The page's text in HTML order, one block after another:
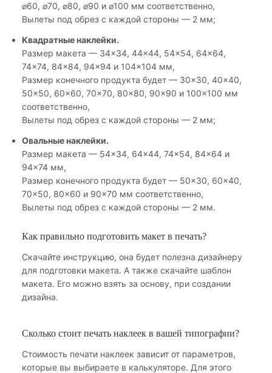
⌀60, ⌀70, ⌀80, ⌀90 и ⌀100 мм соответственно,
Вылеты под обрез с каждой стороны — 2 мм;
Квадратные наклейки.
Размер макета — 34×34, 44×44, 54×54, 64×64,
74×74, 84×84, 94×94 и 104×104 мм,
Размер конечного продукта будет — 30×30, 40×40,
50×50, 60×60, 70×70, 80×80, 90×90 и 100×100 мм
соответственно,
Вылеты под обрез с каждой стороны — 2 мм;
Овальные наклейки.
Размер макета — 54×34, 64×44, 74×54, 84×64 и
94×74 мм,
Размер конечного продукта будет — 50×30, 60×40,
70×50, 80×60 и 90×70 мм соответственно,
Вылеты под обрез с каждой стороны — 2 мм.
Как правильно подготовить макет в печать?
Скачайте инструкцию, она будет полезна дизайнеру
для подготовки макета. А также скачайте шаблон
макета. Его можно взять за основу, при создании
дизайна.
Сколько стоит печать наклеек в вашей типографии?
Стоимость печати наклеек зависит от параметров,
которые вы выбираете в калькуляторе. Для этого